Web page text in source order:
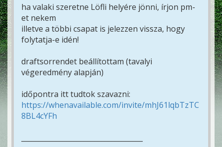
ha valaki szeretne Löfli helyére jönni, írjon pm-
et nekem
illetve a többi csapat is jelezzen vissza, hogy
folytatja-e idén!
draftsorrendet beállítottam (tavalyi
végeredmény alapján)
időpontra itt tudtok szavazni:
https://whenavailable.com/invite/mhJ61lqbTzTC
8BL4cYFh